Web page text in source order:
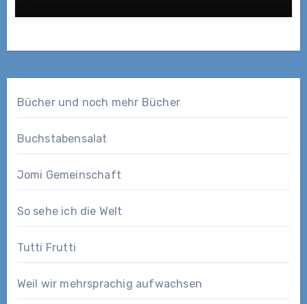
Bücher und noch mehr Bücher
Buchstabensalat
Jomi Gemeinschaft
So sehe ich die Welt
Tutti Frutti
Weil wir mehrsprachig aufwachsen